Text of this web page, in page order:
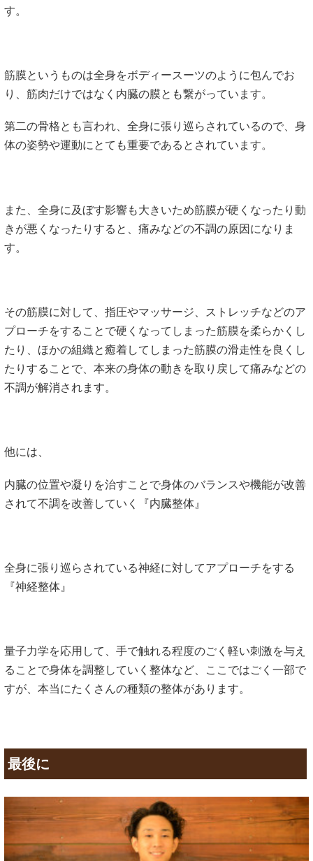
す。
筋膜というものは全身をボディースーツのように包んでお
り、筋肉だけではなく内臓の膜とも繋がっています。
第二の骨格とも言われ、全身に張り巡らされているので、身
体の姿勢や運動にとても重要であるとされています。
また、全身に及ぼす影響も大きいため筋膜が硬くなったり動
きが悪くなったりすると、痛みなどの不調の原因になりま
す。
その筋膜に対して、指圧やマッサージ、ストレッチなどのア
プローチをすることで硬くなってしまった筋膜を柔らかくし
たり、ほかの組織と癒着してしまった筋膜の滑走性を良くし
たりすることで、本来の身体の動きを取り戻して痛みなどの
不調が解消されます。
他には、
内臓の位置や凝りを治すことで身体のバランスや機能が改善
されて不調を改善していく『内臓整体』
全身に張り巡らされている神経に対してアプローチをする
『神経整体』
量子力学を応用して、手で触れる程度のごく軽い刺激を与え
ることで身体を調整していく整体など、ここではごく一部で
すが、本当にたくさんの種類の整体があります。
最後に